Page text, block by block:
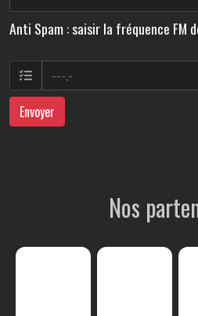
Anti Spam : saisir la fréquence FM
Envoyer
Nos